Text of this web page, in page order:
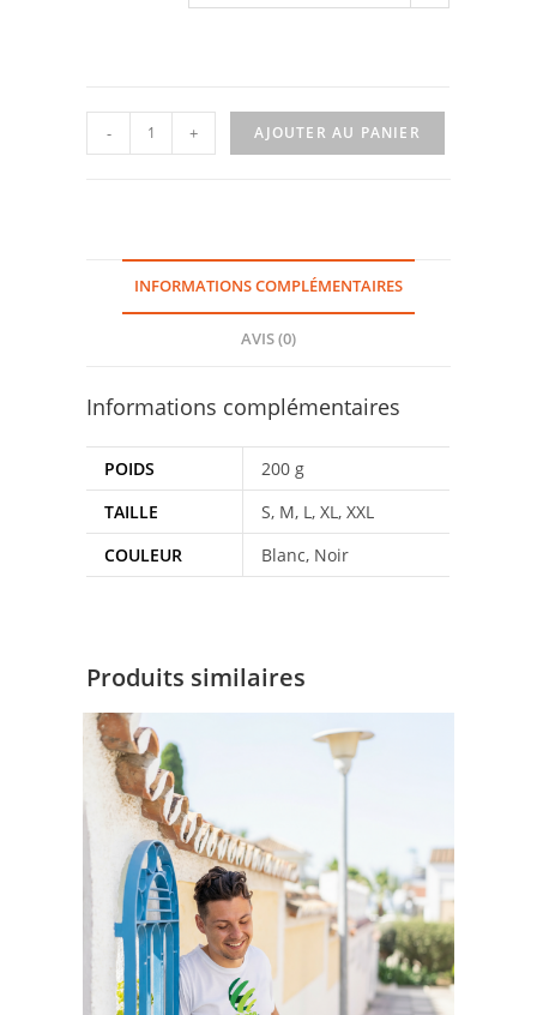
quantité
de
- + AJOUTER AU PANIER
INFORMATIONS COMPLÉMENTAIRES
AVIS (0)
Informations complémentaires
POIDS
200 g
TAILLE
S, M, L, XL, XXL
COULEUR
Blanc, Noir
Produits similaires